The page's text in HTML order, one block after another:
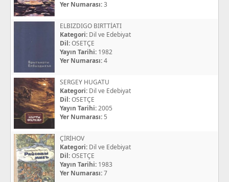
Yer Numarası:3
ELBIZDIGO BIRTTİATI
Kategori: Dil ve Edebiyat
Dil:OSETÇE
Yayın Tarihi: 1982
Yer Numarası:4
SERGEY HUGATU
Kategori: Dil ve Edebiyat
Dil:OSETÇE
Yayın Tarihi:2005
Yer Numarası: 5
ÇİRİHOV
Kategori: Dil ve Edebiyat
Dil:OSETÇE
Yayın Tarihi: 1983
Yer Numarası:7